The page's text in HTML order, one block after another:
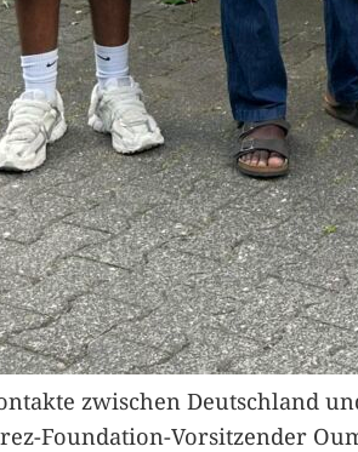
zwischen Deutschland
Foundation-Vorsitzender